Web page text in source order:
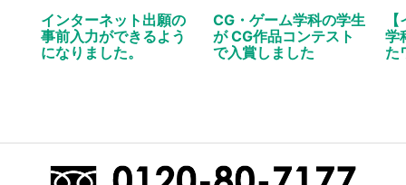
インターネット出願の
事前入力ができるよう
になりました。
CG・ゲーム学科の学生
が CG作品コンテスト
で入賞しました
学
た